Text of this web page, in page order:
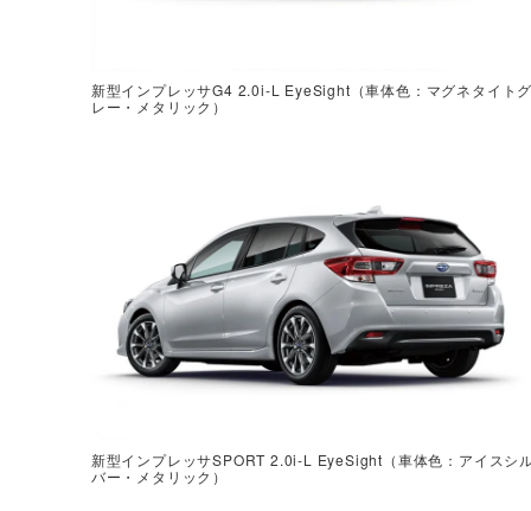
新型インプレッサG4 2.0i-L EyeSight（車体色：マグネタイト
レー・メタリック）
新型インプレッサSPORT 2.0i-L EyeSight（車体色：アイスシ
バー・メタリック）